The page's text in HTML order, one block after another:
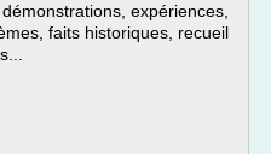
expériences,
faits historiques, recueil